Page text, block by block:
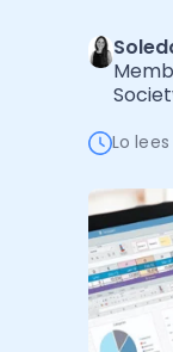
Software
AutoresLo